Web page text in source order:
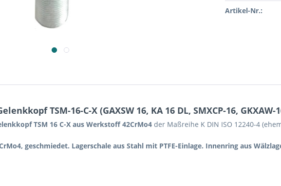
Artikel-Nr.:
TSM-16-C-X (GAXSW 16, KA 16 DL, SMXCP-16, GKXAW-
TSM 16 C-X aus Werkstoff 42CrMo4 der Maßreihe K DIN ISO 12240-4
geschmiedet. Lagerschale aus Stahl mit PTFE-Einlage. Innenring aus